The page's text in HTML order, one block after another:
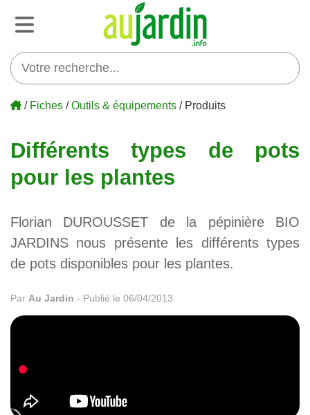
/ Fiches /Outils & équipements / Produits
Différents types de pots
pour les plantes
Florian DUROUSSET de la pépinière BIO
JARDINS nous présente les différents types
de pots disponibles pour les plantes.
Par Au Jardin - Publié le 06/04/2013